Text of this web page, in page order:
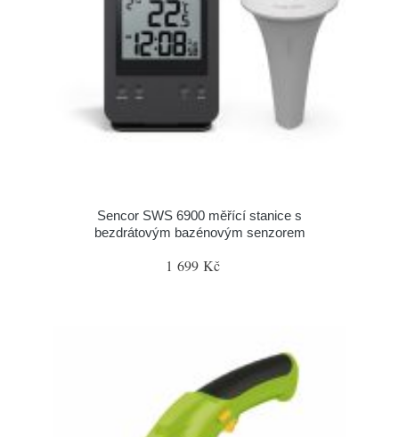
Sencor SWS 6900 měřící stanice s
bezdrátovým bazénovým senzorem
1 699 Kč